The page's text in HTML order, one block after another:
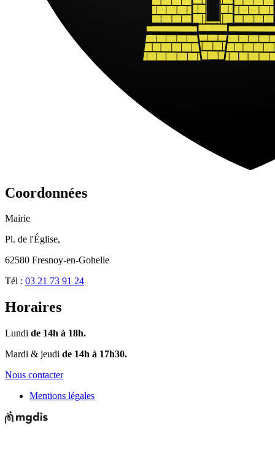
Coordonnées
Mairie
Pl. de l'Église,
62580 Fresnoy-en-Gohelle
Tél : 03 21 73 91 24
Horaires
Lundi de 14h à 18h.
Mardi & jeudi de 14h à 17h30.
Nous contacter
Mentions légales